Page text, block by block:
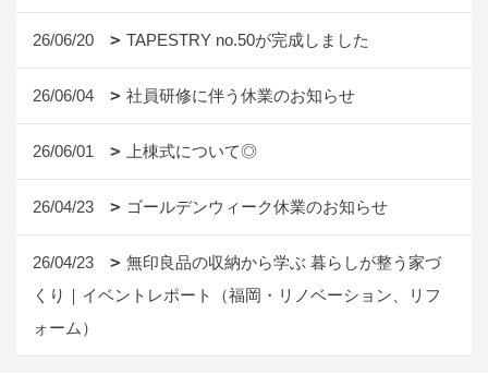
26/06/20 TAPESTRY no.50が完成しました
26/06/04 社員研修に伴う休業のお知らせ
26/06/01 上棟式について◎
26/04/23 ゴールデンウィーク休業のお知らせ
26/04/23
無印良品の収納から学ぶ 暮らしが整う家づ
くり｜イベントレポート（福岡・リノベーション、リフ
ォーム）